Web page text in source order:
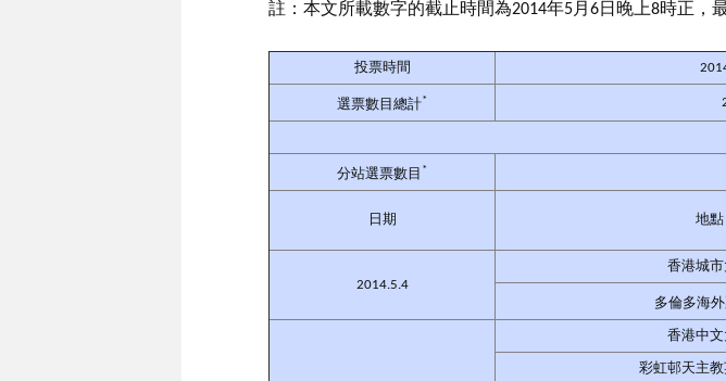
註：本文所載數字的截止時間為2014年5月6日晚上8時正，
投票時間
選票數目總計*
分站選票數目 *
日期 地點
2014.5.4
香港城市
多倫多海
香港中文
彩虹邨天主